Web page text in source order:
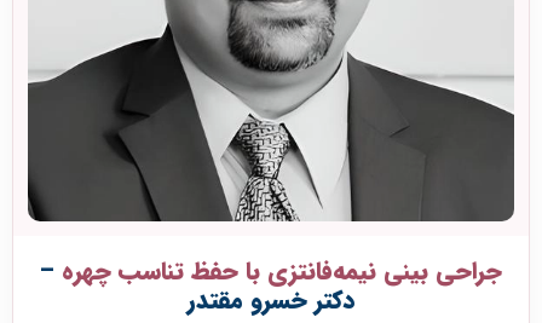
جراحی بینی نیمه‌فانتزی با حفظ تناسب چهره –
دکتر خسرو مقتدر